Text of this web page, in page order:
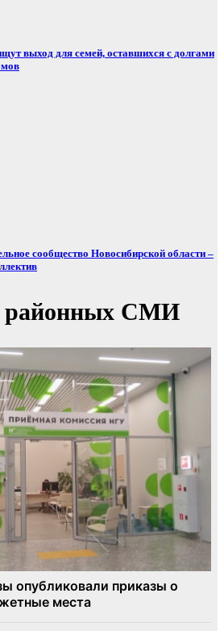
выход для семей, оставшихся с долгами
сообщество Новосибирской области –